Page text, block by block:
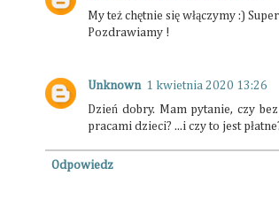
My też chętnie się włączymy :)
Pozdrawiamy !
Unknown 1 kwietnia 2020 13:26
Dzień dobry. Mam pytanie, czy
pracami dzieci? ...i czy to jest
Odpowiedz